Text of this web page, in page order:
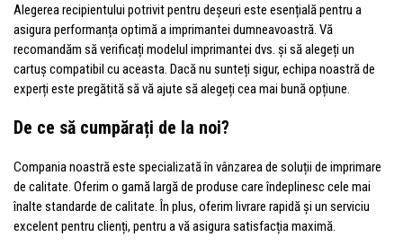
Alegerea recipientului potrivit pentru deșeuri este esențială pentru a
asigura performanța optimă a imprimantei dumneavoastră. Vă
recomandăm să verificați modelul imprimantei dvs. și să alegeți un
cartuș compatibil cu aceasta. Dacă nu sunteți sigur, echipa noastră de
experți este pregătită să vă ajute să alegeți cea mai bună opțiune.
De ce să cumpărați de la noi?
Compania noastră este specializată în vânzarea de soluții de imprimare
de calitate. Oferim o gamă largă de produse care îndeplinesc cele mai
înalte standarde de calitate. În plus, oferim livrare rapidă și un serviciu
excelent pentru clienți, pentru a vă asigura satisfacția maximă.